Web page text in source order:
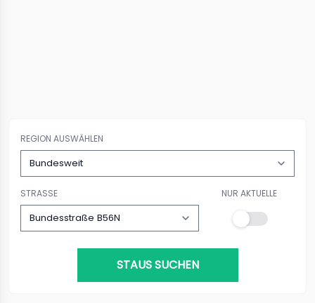
REGION AUSWÄHLEN
STRASSE NUR AKTUELLE
STAUS SUCHEN